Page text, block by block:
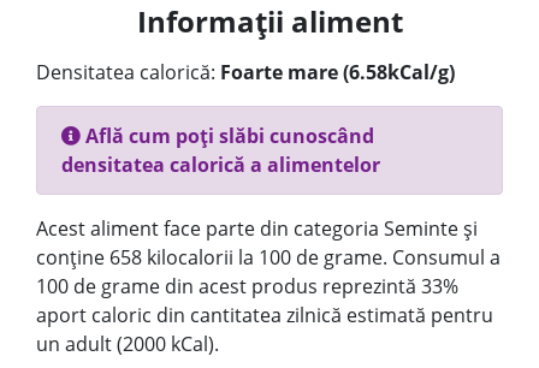
Informații aliment
Densitatea calorică: Foarte mare (6.58kCal/g)
Află cum poți slăbi cunoscând
densitatea calorică a alimentelor
Acest aliment face parte din categoria Seminte și
conține 658 kilocalorii la 100 de grame. Consumul a
100 de grame din acest produs reprezintă 33%
aport caloric din cantitatea zilnică estimată pentru
un adult (2000 kCal).